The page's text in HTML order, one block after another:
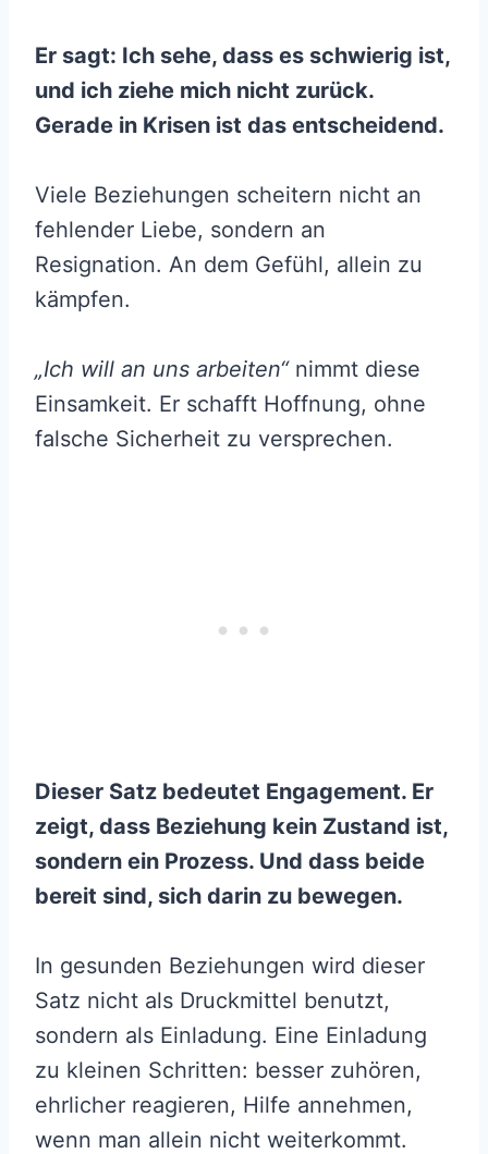
Er sagt: Ich sehe, dass es schwierig ist,
und ich ziehe mich nicht zurück.
Gerade in Krisen ist das entscheidend.
Viele Beziehungen scheitern nicht an
fehlender Liebe, sondern an
Resignation. An dem Gefühl, allein zu
kämpfen.
„Ich will an uns arbeiten“nimmt diese
Einsamkeit. Er schafft Hoffnung, ohne
falsche Sicherheit zu versprechen.
Dieser Satz bedeutet Engagement. Er
zeigt, dass Beziehung kein Zustand ist,
sondern ein Prozess. Und dass beide
bereit sind, sich darin zu bewegen.
In gesunden Beziehungen wird dieser
Satz nicht als Druckmittel benutzt,
sondern als Einladung. Eine Einladung
zu kleinen Schritten: besser zuhören,
ehrlicher reagieren, Hilfe annehmen,
wenn man allein nicht weiterkommt.